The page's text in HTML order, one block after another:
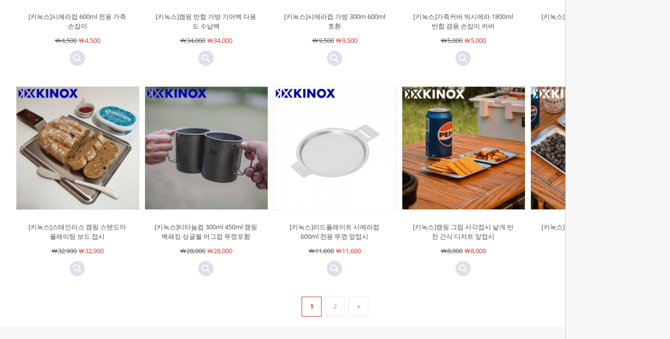
[키녹스]시에라컵 600ml 전용 가죽
손잡이
￦4,500￦4,500
[키녹스]캠핑 반합 가방 기어백 다용
도 수납백
￦34,000￦34,000
[키녹스]시에라컵 가방 300m 600ml
호환
￦9,500￦9,500
[키녹스]가죽커버 빅시에라 1800ml
반합 겸용 손잡이 커버
￦5,000￦5,000
[키녹스]골제로 랜턴 쉐이드 갓 조명
[키녹스]스테인리스 캠핑 스텐도마
플레이팅 보드 접시
￦32,900￦32,900
[키녹스]티타늄컵 300ml 450ml 캠핑
백패킹 싱글월 머그컵 뚜껑포함
￦28,000￦28,000
[키녹스]리드플레이트 시에라컵
600ml 전용 뚜껑 앞접시
￦11,600￦11,600
[키녹스]캠핑 그립 사각접시 낱개 반
찬 간식 디저트 앞접시
￦8,000￦8,000
[키녹스]캠핑 그립 사각접시 세트 간
1 2